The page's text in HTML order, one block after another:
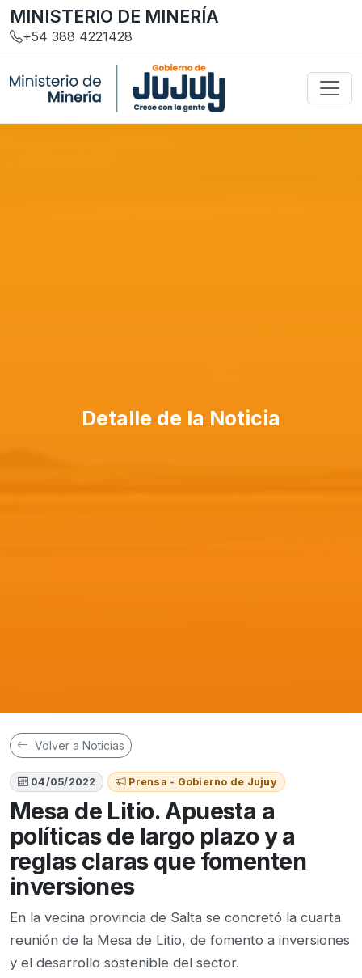
MINISTERIO DE MINERÍA
+54 388 4221428
Detalle de la Noticia
Volver a Noticias
04/05/2022 Prensa - Gobierno de Jujuy
Mesa de Litio. Apuesta a
políticas de largo plazo y a
reglas claras que fomenten
inversiones
En la vecina provincia de Salta se concretó la cuarta
reunión de la Mesa de Litio, de fomento a inversiones
y el desarrollo sostenible del sector.